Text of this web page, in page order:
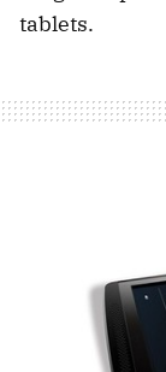
tablets.